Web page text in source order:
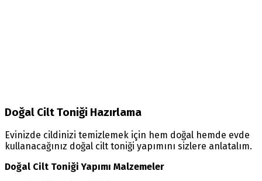
Doğal Cilt Toniği Hazırlama
Evinizde cildinizi temizlemek için hem doğal hemde evde
kullanacağınız doğal cilt toniği yapımını sizlere anlatalım.
Doğal Cilt Toniği Yapımı Malzemeler